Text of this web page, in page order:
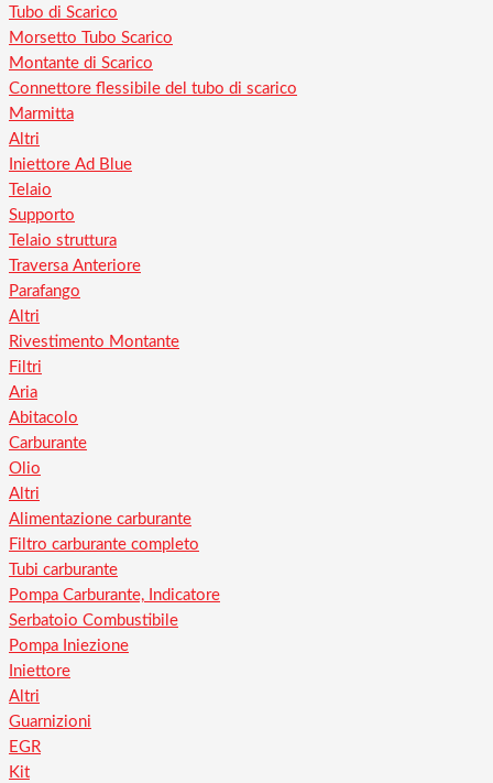
Tubo di Scarico
Morsetto Tubo Scarico
Montante di Scarico
Connettore flessibile del tubo di scarico
Marmitta
Altri
Iniettore Ad Blue
Telaio
Supporto
Telaio struttura
Traversa Anteriore
Parafango
Altri
Rivestimento Montante
Filtri
Aria
Abitacolo
Carburante
Olio
Altri
Alimentazione carburante
Filtro carburante completo
Tubi carburante
Pompa Carburante, Indicatore
Serbatoio Combustibile
Pompa Iniezione
Iniettore
Altri
Guarnizioni
EGR
Kit